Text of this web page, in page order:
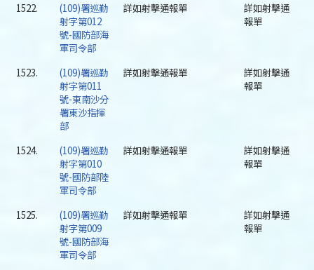
1522.
(109)署巡勤
射字第012
號-國防部海
軍司令部
詳如射擊通報單
詳如射擊通
報單
1523.
(109)署巡勤
射字第011
號-東南沙分
署東沙指揮
部
詳如射擊通報單
詳如射擊通
報單
1524.
(109)署巡勤
射字第010
號-國防部陸
軍司令部
詳如射擊通報單
詳如射擊通
報單
1525.
(109)署巡勤
射字第009
號-國防部海
軍司令部
詳如射擊通報單
詳如射擊通
報單